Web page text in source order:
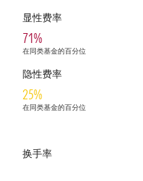
显性费率
71%
在同类基金的百分位
隐性费率
25%
在同类基金的百分位
换手率